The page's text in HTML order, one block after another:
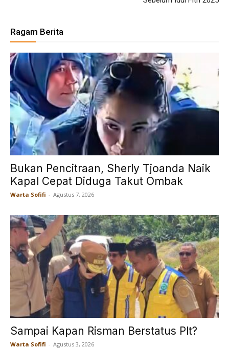
Ragam Berita
Bukan Pencitraan, Sherly Tjoanda Naik
Kapal Cepat Diduga Takut Ombak
Warta Sofifi - Agustus 7, 2026
Sampai Kapan Risman Berstatus Plt?
Warta Sofifi - Agustus 3, 2026